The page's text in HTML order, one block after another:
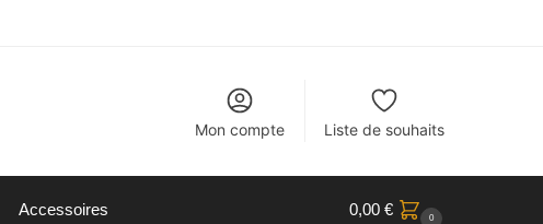
Mon compte Liste de souhaits
Accessoires 0,00 € 0